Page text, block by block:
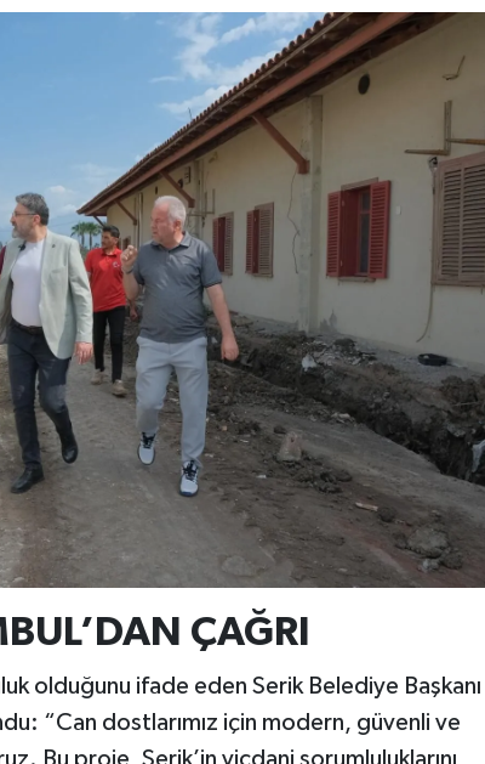
ÇAĞRI
olduğunu ifade eden Serik Belediye Başkanı
“Can dostlarımız için modern, güvenli ve
Bu proje, Serik’in vicdani sorumluluklarını